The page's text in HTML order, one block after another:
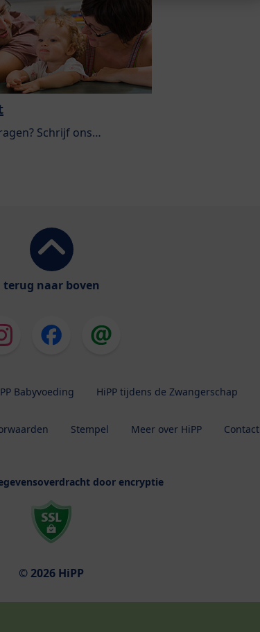
Schrijf ons…
terug naar boven
Babyvoeding HiPP tijdens de Zwangerschap
Stempel Meer over HiPP Contact
door encryptie
© 2026 HiPP